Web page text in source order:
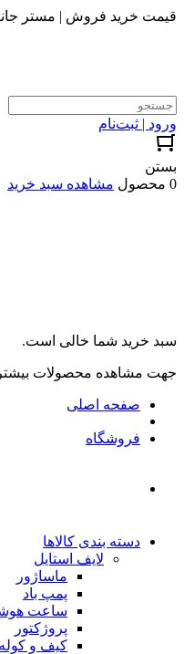
قیمت خرید فروش | مستر
ورود | ثبت‌نام
بستن
0 محصول
مشاهده سبد خرید
سبد خرید شما خالی است.
جهت مشاهده محصولات بیشتر
صفحه اصلی
فروشگاه
دسته بندی کالاها
لایف استایل
ماساژور
پمپ باد
ساعت
پروژکتور
کیف و